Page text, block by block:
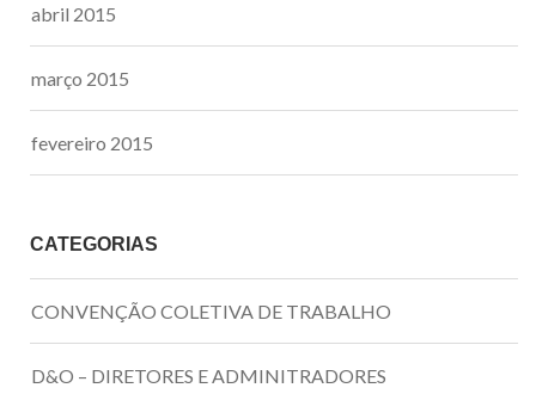
abril 2015
março 2015
fevereiro 2015
CATEGORIAS
CONVENÇÃO COLETIVA DE TRABALHO
D&O – DIRETORES E ADMINITRADORES